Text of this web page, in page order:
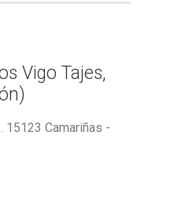
Vigo Tajes,
15123 Camariñas -